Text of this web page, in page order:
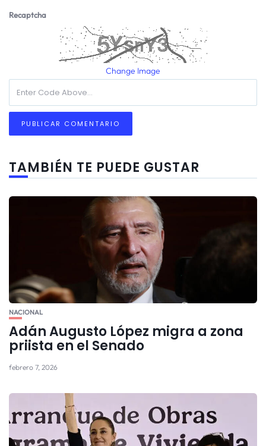
Recaptcha
Change Image
TAMBIÉN TE PUEDE GUSTAR
NACIONAL
Adán Augusto López migra a zona
priista en el Senado
febrero 7, 2026